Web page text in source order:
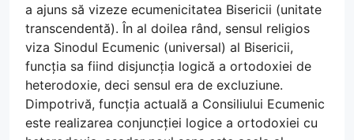
a ajuns să vizeze ecumenicitatea Bisericii (unitate
transcendentă). În al doilea rând, sensul religios
viza Sinodul Ecumenic (universal) al Bisericii,
funcția sa fiind disjuncția logică a ortodoxiei de
heterodoxie, deci sensul era de excluziune.
Dimpotrivă, funcția actuală a Consiliului Ecumenic
este realizarea conjuncției logice a ortodoxiei cu